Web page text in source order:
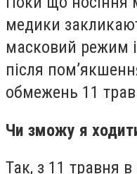
медики
масковий режим
після
обмежень 11
Чи зможу я
Так, з 11 травня в